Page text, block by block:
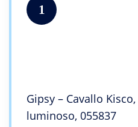
1
Gipsy – Cavallo
luminoso, 055837